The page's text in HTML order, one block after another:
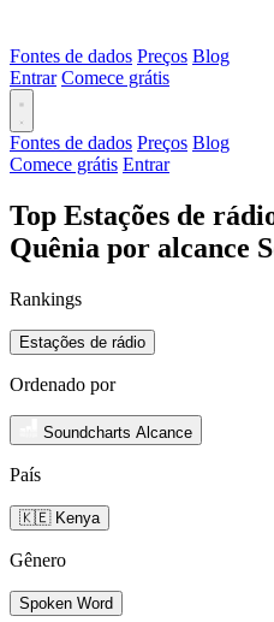
Fontes de dados Preços Blog
Entrar Comece grátis
Fontes de dados Preços Blog
Comece grátis Entrar
Top Estações de
Quênia por alcance
Rankings
Estações de rádio
Ordenado por
Soundcharts Alcance
País
🇰🇪 Kenya
Gênero
Spoken Word